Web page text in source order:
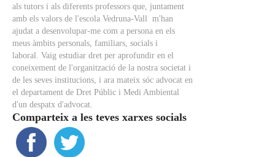
als tutors i als diferents professors que, juntament
amb els valors de l'escola Vedruna-Vall m'han
ajudat a desenvolupar-me com a persona en els
meus àmbits personals, familiars, socials i
laboral. Vaig estudiar dret per aprofundir en el
coneixement de l'organització de la nostra societat i
de les seves institucions, i ara mateix sóc advocat en
el departament de Dret Públic i Medi Ambiental
d'un despatx d'advocat.
Comparteix a les teves xarxes socials